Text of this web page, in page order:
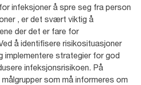
infeksjoner å spre seg fra person
, er det svært viktig å
der det er fare for
å identifisere risikosituasjoner
implementere strategier for god
infeksjonsrisikoen. På
som må informeres om